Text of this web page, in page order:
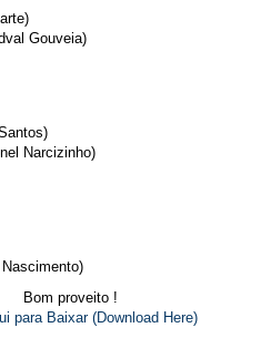
Gouveia)
Narcizinho)
Bom proveito !
para Baixar (Download Here)